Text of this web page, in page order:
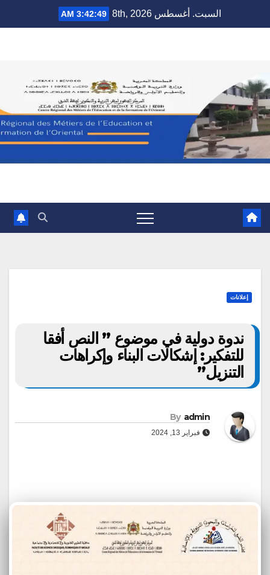
to
السبت. أغسطس 8th, 2026 3:42:50 AM
إعلانات
ندوة دولية في موضوع ” النص أفقا
للتفكير: إشكالات البناء وإكراهات
التنزيل”
By admin
فبراير 13, 2024